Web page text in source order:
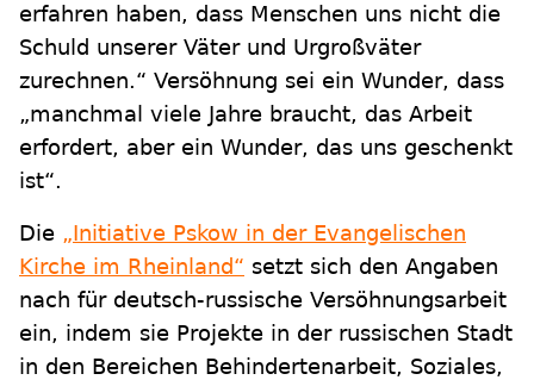
erfahren haben, dass Menschen uns nicht die
Schuld unserer Väter und Urgroßväter
zurechnen.“ Versöhnung sei ein Wunder, dass
„manchmal viele Jahre braucht, das Arbeit
erfordert, aber ein Wunder, das uns geschenkt
ist“.
Die „Initiative Pskow in der Evangelischen
Kirche im Rheinland“ setzt sich den Angaben
nach für deutsch-russische Versöhnungsarbeit
ein, indem sie Projekte in der russischen Stadt
in den Bereichen Behindertenarbeit, Soziales,